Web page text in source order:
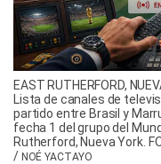
EAST RUTHERFORD,
Lista de canales de
partido entre Brasil y
fecha 1 del grupo del
Rutherford, Nueva York.
/ NOÉ YACTAYO